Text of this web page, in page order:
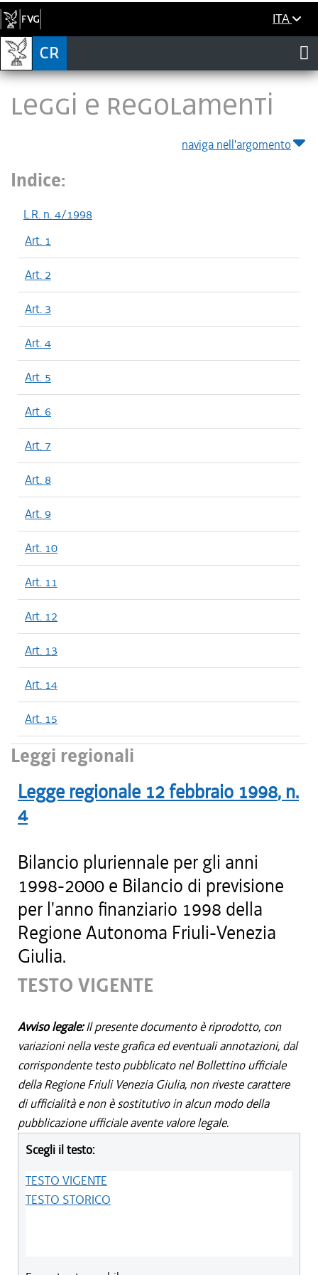
ITA
LEGGI E REGOLAMENTI
naviga nell'argomento
Indice:
L.R. n. 4/1998
Art. 1
Art. 2
Art. 3
Art. 4
Art. 5
Art. 6
Art. 7
Art. 8
Art. 9
Art. 10
Art. 11
Art. 12
Art. 13
Art. 14
Art. 15
Leggi regionali
Legge regionale 12 febbraio 1998, n.
4
Bilancio pluriennale per gli anni
1998-2000 e Bilancio di previsione
per l'anno finanziario 1998 della
Regione Autonoma Friuli-Venezia
Giulia.
TESTO VIGENTE
Avviso legale:Il presente documento è riprodotto, con
variazioni nella veste grafica ed eventuali annotazioni, dal
corrispondente testo pubblicato nel Bollettino ufficiale
della Regione Friuli Venezia Giulia, non riveste carattere
di ufficialità e non è sostitutivo in alcun modo della
pubblicazione ufficiale avente valore legale.
Scegli il testo:
TESTO VIGENTE
TESTO STORICO